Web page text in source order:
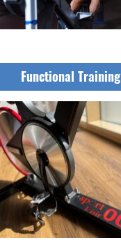
Functional Training